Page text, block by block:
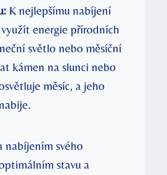
K nejlepšímu nabíjení
energie přírodních
světlo nebo měsíční
kámen na slunci nebo
měsíc, a jeho
nabíjením svého
stavu a